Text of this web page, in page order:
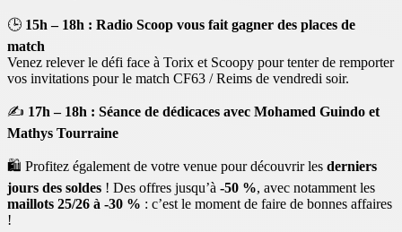
🕒 15h – 18h : Radio Scoop vous fait gagner des places de
match
Venez relever le défi face à Torix et Scoopy pour tenter de remporter
vos invitations pour le match CF63 / Reims de vendredi soir.
✍️ 17h – 18h : Séance de dédicaces avec Mohamed Guindo et
Mathys Tourraine
🛍️ Profitez également de votre venue pour découvrir les derniers
jours des soldes ! Des offres jusqu’à -50 %, avec notamment les
maillots 25/26 à -30 % : c’est le moment de faire de bonnes affaires
!